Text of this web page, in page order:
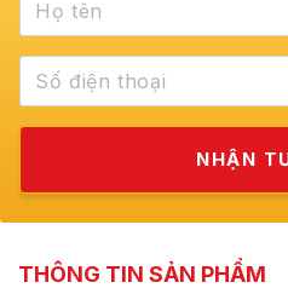
THÔNG TIN SẢN PHẨM